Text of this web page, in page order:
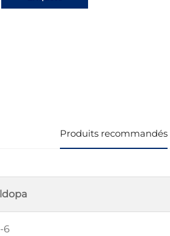
Produits recommandés
6